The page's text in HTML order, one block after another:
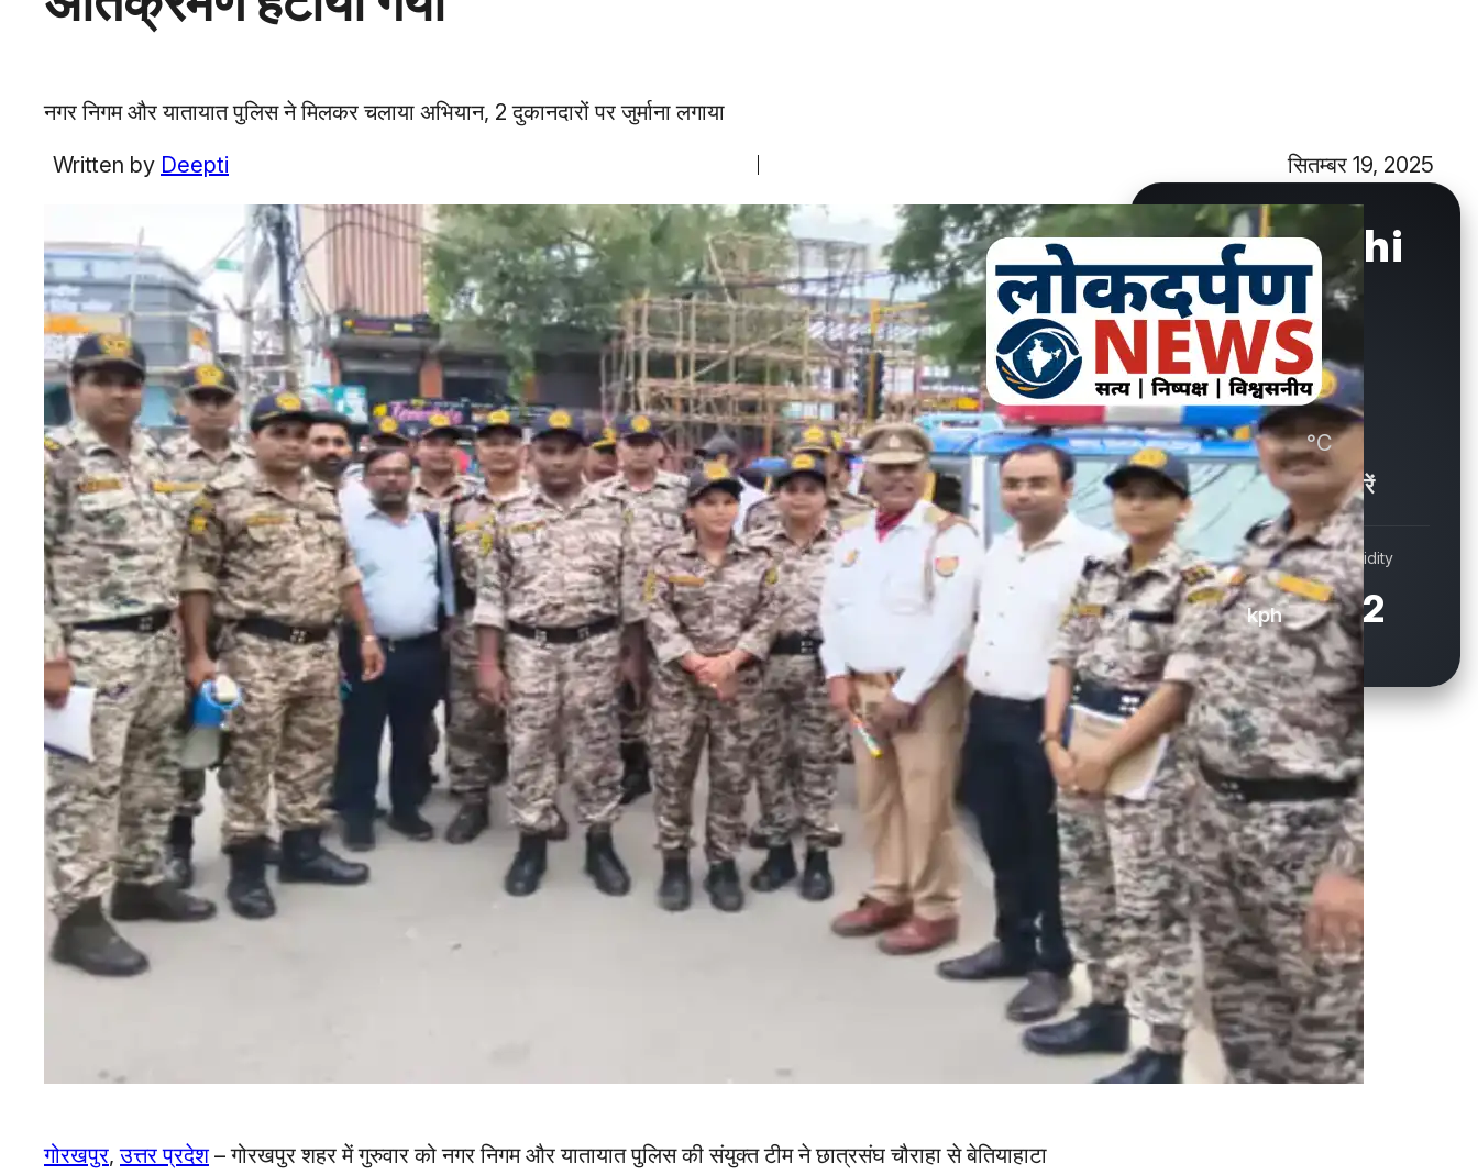
नगर निगम और यातायात पुलिस ने मिलकर चलाया अभियान, 2 दुकानदारों पर जुर्माना लगाया
Written by Deepti सितम्बर 19, 2025
गोरखपुर,उत्तर प्रदेश– गोरखपुर शहर में गुरुवार को नगर निगम और यातायात पुलिस की संयुक्त टीम ने छात्रसंघ चौराहा से बेतियाहाटा
New Delhi
29.9°C
Showers / बौछारें
Wind
16.9kph
Humidity
72